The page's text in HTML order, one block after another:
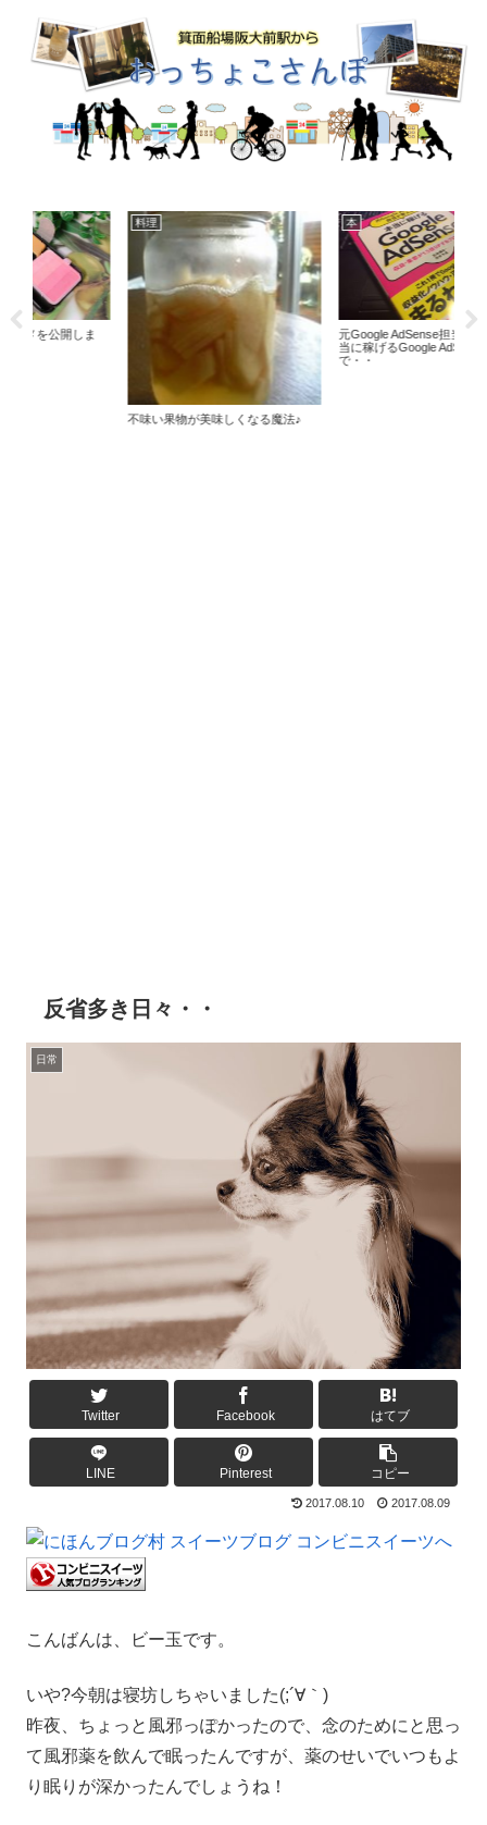
本
元Google AdSense担当が教える 本
ファミマ スイーツ
ファミリーマートのリッチフラッペ
マンゴーが美味しすぎる！！
反省多き日々・・
日常
Twitter Facebook はてブ
LINE Pinterest コピー
2017.08.10 2017.08.09
こんばんは、ビー玉です。
いや?今朝は寝坊しちゃいました(;´∀｀)
昨夜、ちょっと風邪っぽかったので、念のためにと思っ
て風邪薬を飲んで眠ったんですが、薬のせいでいつもよ
り眠りが深かったんでしょうね！